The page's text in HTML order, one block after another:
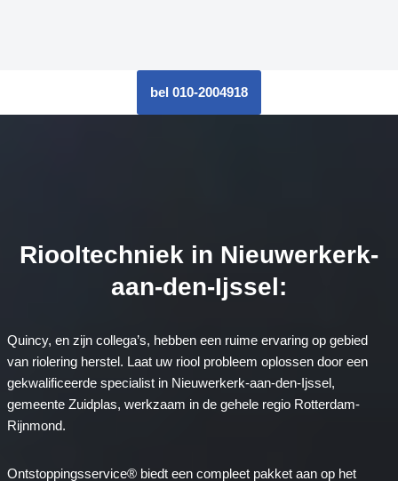
bel 010-2004918
Riooltechniek in Nieuwerkerk-
aan-den-Ijssel:
Quincy, en zijn collega’s, hebben een ruime ervaring op gebied
van riolering herstel. Laat uw riool probleem oplossen door een
gekwalificeerde specialist in Nieuwerkerk-aan-den-Ijssel,
gemeente Zuidplas, werkzaam in de gehele regio Rotterdam-
Rijnmond.
Ontstoppingsservice® biedt een compleet pakket aan op het